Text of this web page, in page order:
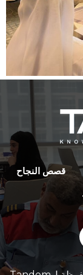
قصص النجاح